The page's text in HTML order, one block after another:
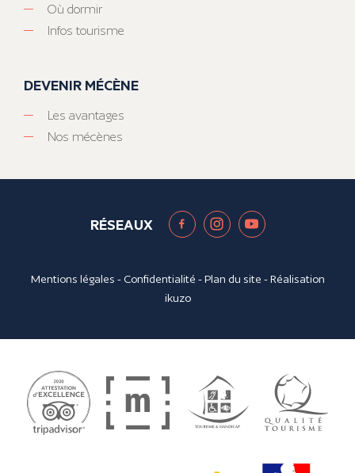
Où dormir
Infos tourisme
DEVENIR MÉCÈNE
Les avantages
Nos mécènes
RÉSEAUX
Mentions légales - Confidentialité -Plan du site - Réalisation
ikuzo